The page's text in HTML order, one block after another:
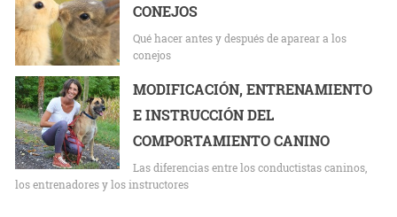
CONEJOS
Qué hacer antes y después de aparear a los
conejos
MODIFICACIÓN, ENTRENAMIENTO
E INSTRUCCIÓN DEL
COMPORTAMIENTO CANINO
Las diferencias entre los conductistas caninos,
los entrenadores y los instructores